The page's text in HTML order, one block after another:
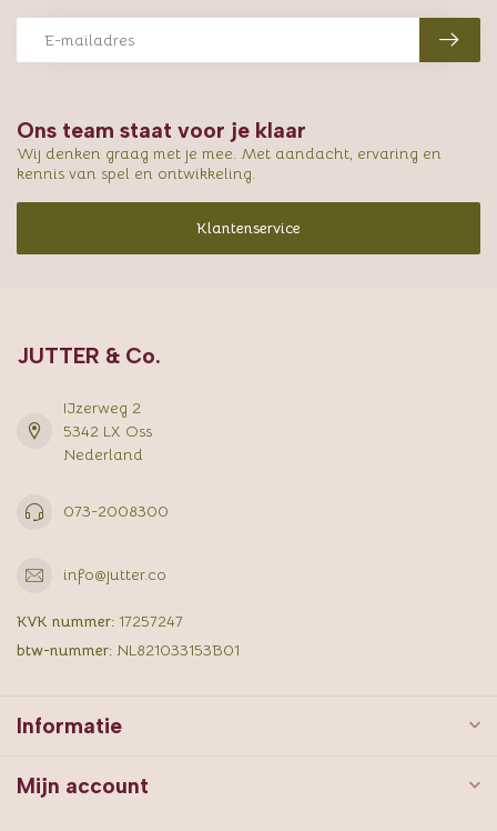
Ons team staat voor je klaar
Wij denken graag met je mee. Met aandacht, ervaring en
kennis van spel en ontwikkeling.
Klantenservice
JUTTER & Co.
IJzerweg 2
5342 LX Oss
Nederland
073-2008300
info@jutter.co
KVK nummer: 17257247
btw-nummer: NL821033153B01
Informatie
Mijn account